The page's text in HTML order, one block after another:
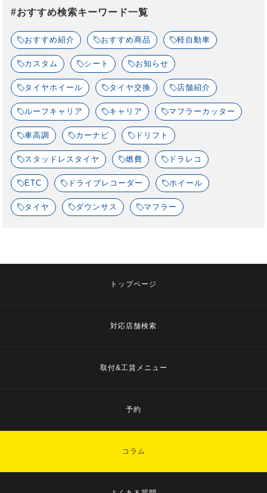
#おすすめ検索キーワード一覧
おすすめ紹介 おすすめ商品 軽自動車
カスタム シート お知らせ
タイヤホイール タイヤ交換 店舗紹介
ルーフキャリア キャリア マフラーカッター
車高調 カーナビ ドリフト
スタッドレスタイヤ 燃費 ドラレコ
ETC ドライブレコーダー ホイール
タイヤ ダウンサス マフラー
トップページ
対応店舗検索
取付&工賃メニュー
予約
コラム